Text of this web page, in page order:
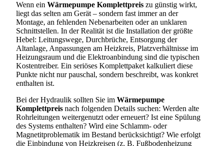
Wenn ein Wärmepumpe Komplettpreis zu günstig wirkt,
liegt das selten am Gerät – sondern fast immer an der
Montage, an fehlenden Nebenarbeiten oder an unklaren
Schnittstellen. In der Realität ist die Installation der größte
Hebel: Leitungswege, Durchbrüche, Entsorgung der
Altanlage, Anpassungen am Heizkreis, Platzverhältnisse im
Heizungsraum und die Elektroanbindung sind die typischen
Kostentreiber. Ein seriöses Komplettpaket kalkuliert diese
Punkte nicht nur pauschal, sondern beschreibt, was konkret
enthalten ist.
Bei der Hydraulik sollten Sie im Wärmepumpe
Komplettpreis nach folgenden Details suchen: Werden alte
Rohrleitungen weitergenutzt oder erneuert? Ist eine Spülung
des Systems enthalten? Wird eine Schlamm- oder
Magnetitproblematik im Bestand berücksichtigt? Wie erfolgt
die Einbindung von Heizkreisen (z. B. Fußbodenheizung